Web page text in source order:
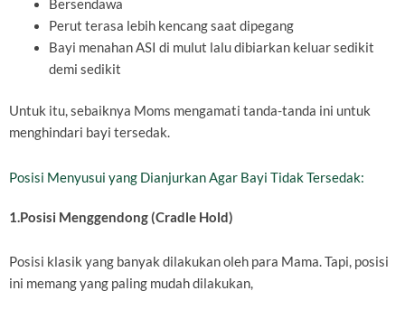
Bersendawa
Perut terasa lebih kencang saat dipegang
Bayi menahan ASI di mulut lalu dibiarkan keluar sedikit
demi sedikit
Untuk itu, sebaiknya Moms mengamati tanda-tanda ini untuk
menghindari bayi tersedak.
Posisi Menyusui yang Dianjurkan Agar Bayi Tidak Tersedak:
1.Posisi Menggendong (Cradle Hold)
Posisi klasik yang banyak dilakukan oleh para Mama. Tapi, posisi
ini memang yang paling mudah dilakukan,